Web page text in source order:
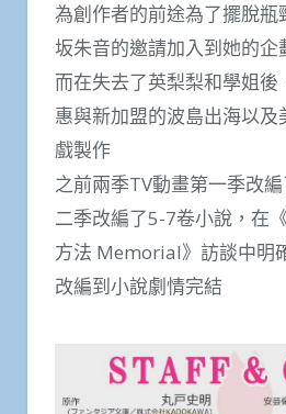
為創作者的前途為了擺脫瓶
坂朱音的邀請加入到她的企
而在失去了英梨梨和學姐後
惠與新加盟的波島出海以
戲製作
之前兩季TV動畫第一季改
二季改編了5-7卷小說，在
方法 Memorial》訪談中明
改編到小說劇情完結